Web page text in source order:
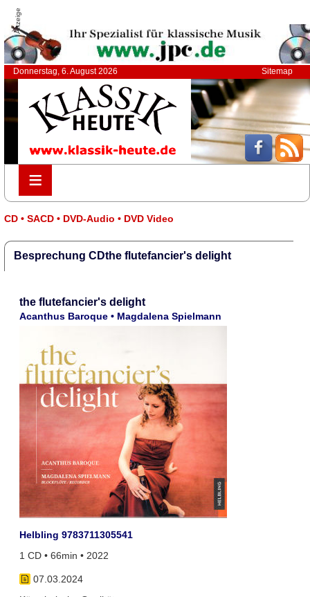
Anzeige
Donnerstag, 6. August 2026 Sitemap
≡
≡
CD • SACD • DVD-Audio • DVD Video
Besprechung CDthe flutefancier's delight
the flutefancier's delight
Acanthus Baroque • Magdalena Spielmann
Helbling 9783711305541
1 CD • 66min • 2022
07.03.2024